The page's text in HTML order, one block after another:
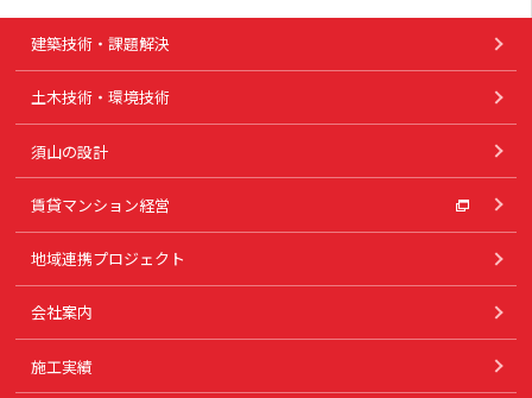
建築技術・課題解決
土木技術・環境技術
須山の設計
賃貸マンション経営
地域連携プロジェクト
会社案内
施工実績